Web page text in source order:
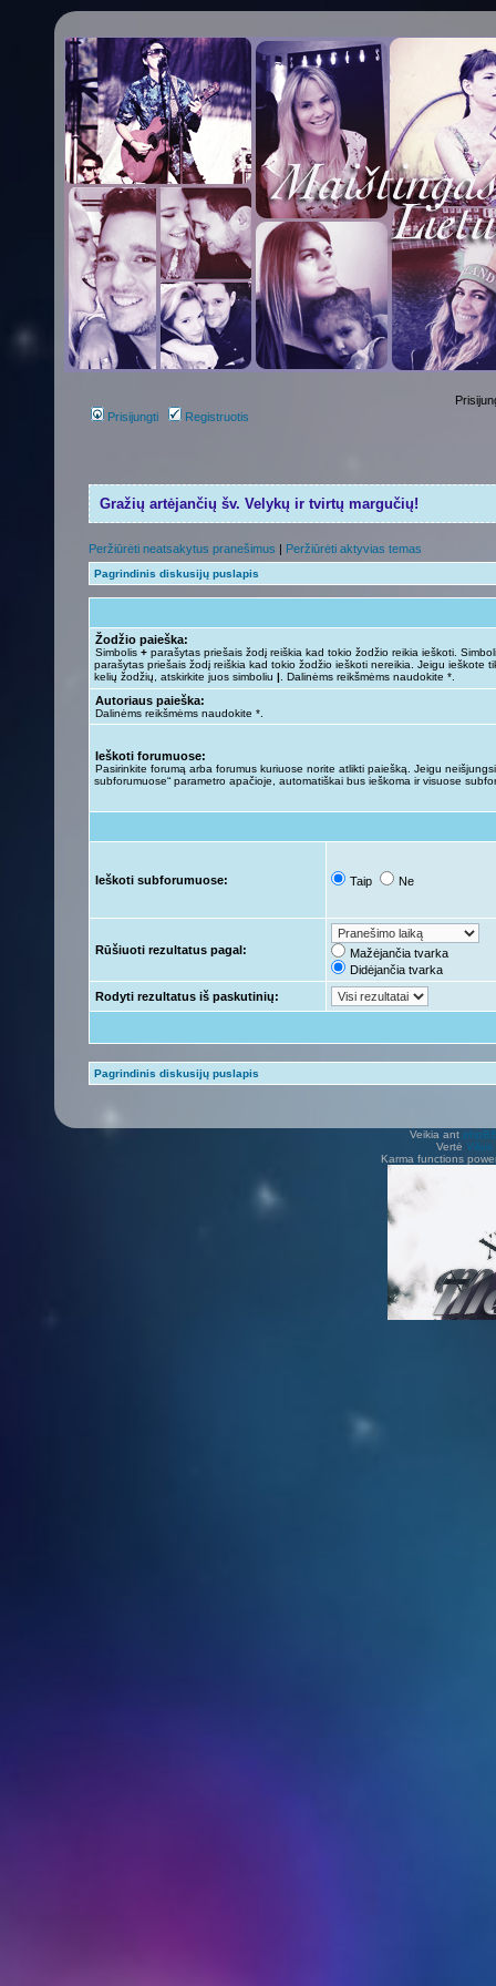
Prisijungti Registruotis
Gražių artėjančių šv. Velykų ir tvirtų margučių!
Peržiūrėti neatsakytus pranešimus | Peržiūrėti aktyvias temas
Pagrindinis diskusijų puslapis
Žodžio paieška:
Simbolis + parašytas priešais žodį reiškia kad tokio žodžio reikia ieškoti.
parašytas priešais žodį reiškia kad tokio žodžio ieškoti nereikia. Jeigu ieškote
kelių žodžių, atskirkite juos simboliu | . Dalinėms reikšmėms naudokite *.
Autoriaus paieška:
Dalinėms reikšmėms naudokite *.
Ieškoti forumuose:
Pasirinkite forumą arba forumus kuriuose norite atlikti paiešką. Jeigu
subforumuose“ parametro apačioje, automatiškai bus ieškoma ir visuose
Ieškoti subforumuose: Taip Ne
Rūšiuoti rezultatus pagal:
Mažėjančia tvarka
Didėjančia tvarka
Rodyti rezultatus iš paskutinių:
Pagrindinis diskusijų puslapis
Veikia ant
Vertė Vilius
Karma functions